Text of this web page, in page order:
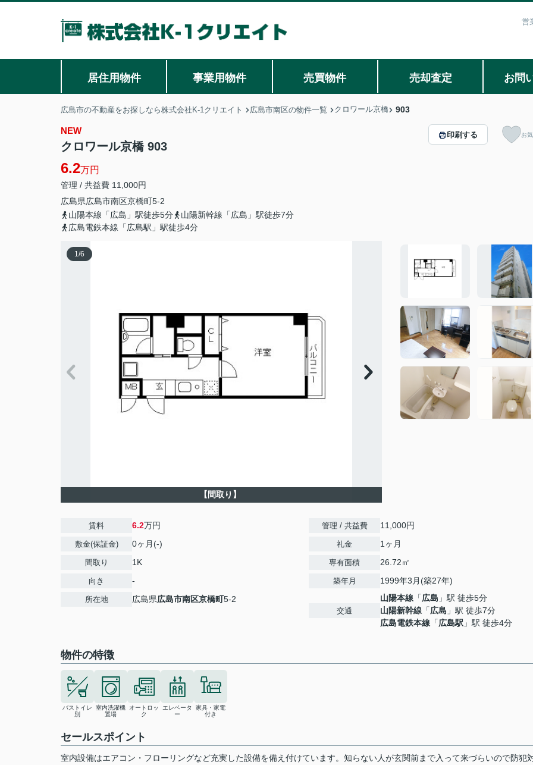
営
居住用物件 事業用物件 売買物件 売却査定 お問
広島市の不動産をお探しなら株式会社K-1クリエイト 広島市南区の物件一覧 クロワール京橋 903
NEW
クロワール京橋 903
6.2万円
管理 / 共益費 11,000円
広島県広島市南区京橋町5-2
山陽本線「広島」駅徒歩5分
山陽新幹線「広島」駅徒歩7分
広島電鉄本線「広島駅」駅徒歩4分
印刷する お
1/6
【間取り】
賃料 6.2万円
敷金(保証金) 0ヶ月(-)
間取り 1K
向き -
所在地 広島県広島市南区京橋町5-2
管理 / 共益費 11,000円
礼金 1ヶ月
専有面積 26.72㎡
築年月 1999年3月(築27年)
交通
山陽本線 「広島 」駅 徒歩5分
山陽新幹線 「広島 」駅 徒歩7分
広島電鉄本線 「広島駅 」駅 徒歩4分
物件の特徴
バストイレ
別
室内洗濯機
置場
オートロッ
ク
エレベータ
ー
家具・家電
付き
セールスポイント
室内設備はエアコン・フローリングなど充実した設備を備え付けています。知らない人が玄関前まで入って来づらいので防犯